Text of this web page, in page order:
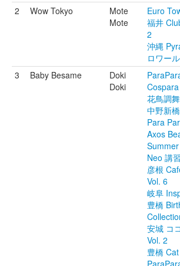
2
Wow Tokyo
Mote
Mote
Euro
福井
2
沖縄
ロワー
3
Baby Besame
Doki
Doki
花鳥調
中野新
Para
Axos
Neo 講
彦根
Vol. 6
岐阜
豊橋
安城 コ
Vol. 2
豊橋